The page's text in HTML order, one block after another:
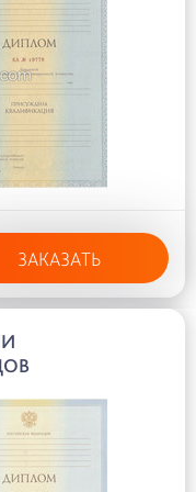
ЗАКАЗАТЬ